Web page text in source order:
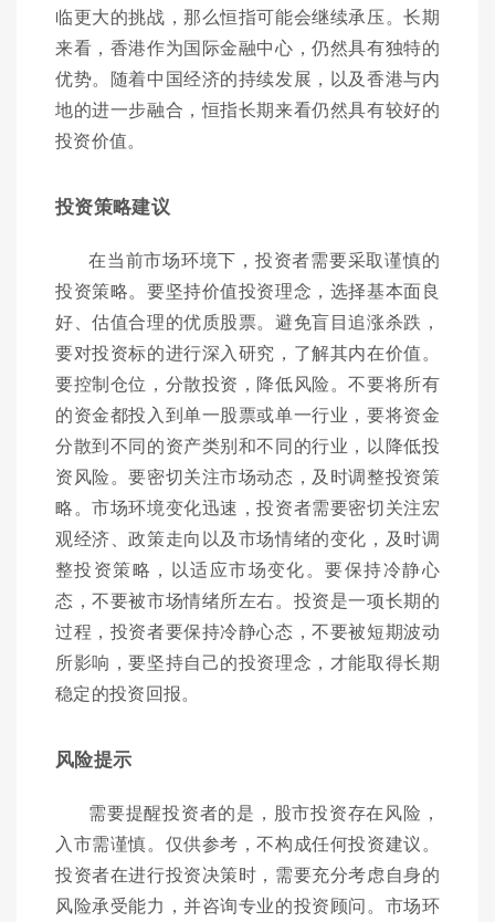
临更大的挑战，那么恒指可能会继续承压。长期
来看，香港作为国际金融中心，仍然具有独特的
优势。随着中国经济的持续发展，以及香港与内
地的进一步融合，恒指长期来看仍然具有较好的
投资价值。
投资策略建议
在当前市场环境下，投资者需要采取谨慎的
投资策略。要坚持价值投资理念，选择基本面良
好、估值合理的优质股票。避免盲目追涨杀跌，
要对投资标的进行深入研究，了解其内在价值。
要控制仓位，分散投资，降低风险。不要将所有
的资金都投入到单一股票或单一行业，要将资金
分散到不同的资产类别和不同的行业，以降低投
资风险。要密切关注市场动态，及时调整投资策
略。市场环境变化迅速，投资者需要密切关注宏
观经济、政策走向以及市场情绪的变化，及时调
整投资策略，以适应市场变化。要保持冷静心
态，不要被市场情绪所左右。投资是一项长期的
过程，投资者要保持冷静心态，不要被短期波动
所影响，要坚持自己的投资理念，才能取得长期
稳定的投资回报。
风险提示
需要提醒投资者的是，股市投资存在风险，
入市需谨慎。仅供参考，不构成任何投资建议。
投资者在进行投资决策时，需要充分考虑自身的
风险承受能力，并咨询专业的投资顾问。市场环